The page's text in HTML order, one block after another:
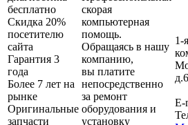
бесплатно
Скидка 20%
посетителю
сайта
Гарантия 3
года
Более 7 лет на
рынке
Оригинальные
запчасти
скорая
компьютерная
помощь.
Обращаясь в нашу
компанию,
вы платите
непосредственно
за ремонт
оборудования и
установку
1-
E-